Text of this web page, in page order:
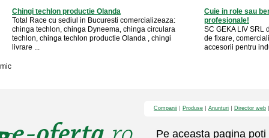
Chingi techlon productie Olanda
Total Race cu sediul in Bucuresti comercializeaza:
chinga techlon, chinga Dyneema, chinga circulara
techlon, chinga techlon productie Olanda , chingi
livrare ...
Cuie in role sau
profesionale!
SC GEKA LIV SRL
de fixare,
accesorii pentru
mic
Companii Produse Anunturi Director web
Pe aceasta pagina poti